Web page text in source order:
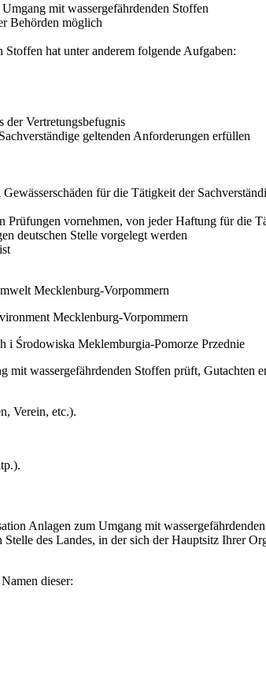
mit wassergefährdenden Stoffen
Behörden möglich
hat unter anderem folgende Aufgaben:
der Vertretungsbefugnis
geltenden Anforderungen erfüllen
für die Tätigkeit der
Prüfungen vornehmen, von jeder Haftung für die
deutschen Stelle vorgelegt werden
Mecklenburg-Vorpommern
Mecklenburg-Vorpommern
Środowiska Meklemburgia-Pomorze Przednie
wassergefährdenden Stoffen prüft, Gutachten
Verein, etc.).
Anlagen zum Umgang mit
des Landes, in der sich der Hauptsitz Ihrer
dieser: